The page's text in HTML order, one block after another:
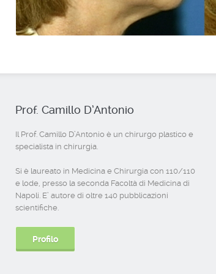
Prof. Camillo D’Antonio
Il Prof. Camillo D’Antonio è un chirurgo plastico e
specialista in chirurgia.
Si è laureato in Medicina e Chirurgia con 110/110
e lode, presso la seconda Facoltà di Medicina di
Napoli. E’ autore di oltre 140 pubblicazioni
scientifiche.
Profilo